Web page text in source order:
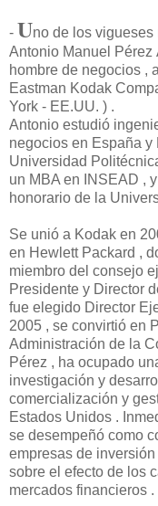
- Uno de los
Antonio Manuel Pérez
hombre de negocios ,
Eastman Kodak
York - EE.UU. ) .
Antonio estudió
negocios en España y
Universidad
un MBA en INSEAD ,
honorario de la
Se unió a Kodak en
en Hewlett Packard ,
miembro del consejo
Presidente y Director
fue elegido Director
2005 , se convirtió en
Administración de la
Pérez , ha ocupado
investigación y
comercialización y
Estados Unidos .
se desempeñó como
empresas de
sobre el efecto de los
mercados financieros .